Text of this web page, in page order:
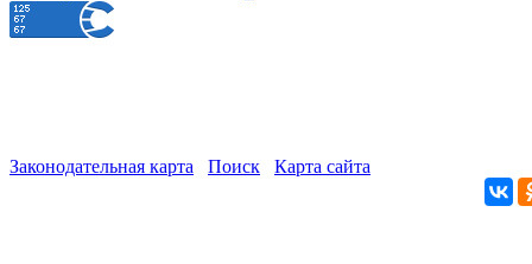
Законодательная карта Поиск Карта сайта